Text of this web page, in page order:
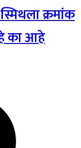
क्रमांक
का आहे